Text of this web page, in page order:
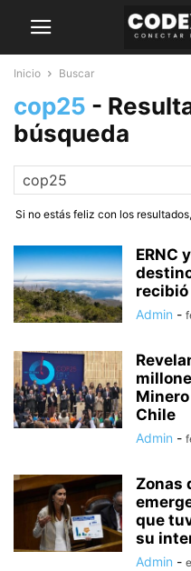
Inicio Buscar
cop25 -
búsqueda
Si no estás feliz con los
ERNC
recibió
Admin -
Chile
Admin -
Zonas
que
su
Admin -